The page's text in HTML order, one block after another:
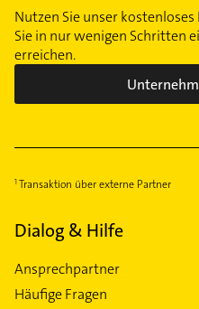
Nutzen Sie unser
Sie in nur wenigen Schritten
erreichen.
Transaktion über externe Partner
Dialog & Hilfe
Ansprechpartner
Häufige Fragen